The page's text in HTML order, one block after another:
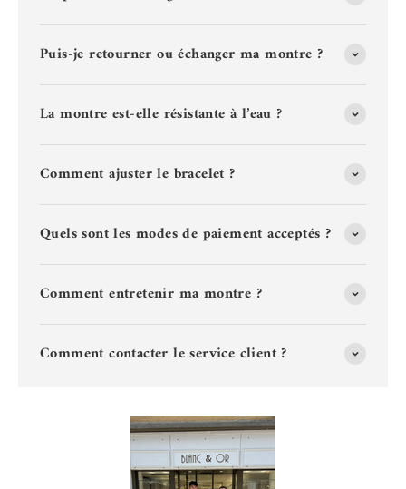
Puis-je retourner ou échanger ma montre ?
La montre est-elle résistante à l’eau ?
Comment ajuster le bracelet ?
Quels sont les modes de paiement acceptés ?
Comment entretenir ma montre ?
Comment contacter le service client ?